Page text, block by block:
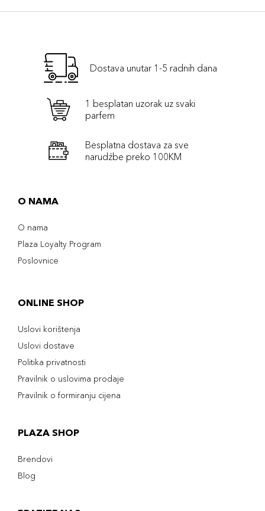
Dostava unutar 1-5 radnih dana
1 besplatan uzorak uz svaki
parfem
Besplatna dostava za sve
narudźbe preko 100KM
O NAMA
O nama
Plaza Loyalty Program
Poslovnice
ONLINE SHOP
Uslovi korištenja
Uslovi dostave
Politika privatnosti
Pravilnik o uslovima prodaje
Pravilnik o formiranju cijena
PLAZA SHOP
Brendovi
Blog